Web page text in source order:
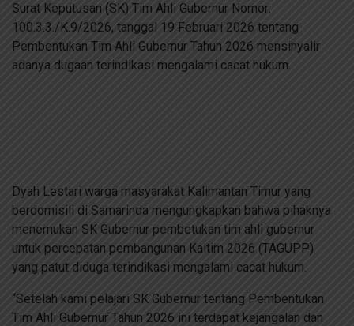
Surat Keputusan (SK) Tim Ahli Gubernur Nomor:
100.3.3./K.9/2026, tanggal 19 Februari 2026 tentang
Pembentukan Tim Ahli Gubernur Tahun 2026 mensinyalir
adanya dugaan terindikasi mengalami cacat hukum.
Dyah Lestari warga masyarakat Kalimantan Timur yang
berdomisili di Samarinda mengungkapkan bahwa pihaknya
menemukan SK Gubernur pembetukan tim ahli gubernur
untuk percepatan pembangunan Kaltim 2026 (TAGUPP)
yang patut diduga terindikasi mengalami cacat hukum.
“Setelah kami pelajari SK Gubernur tentang Pembentukan
Tim Ahli Gubernur Tahun 2026 ini terdapat kejangalan dan